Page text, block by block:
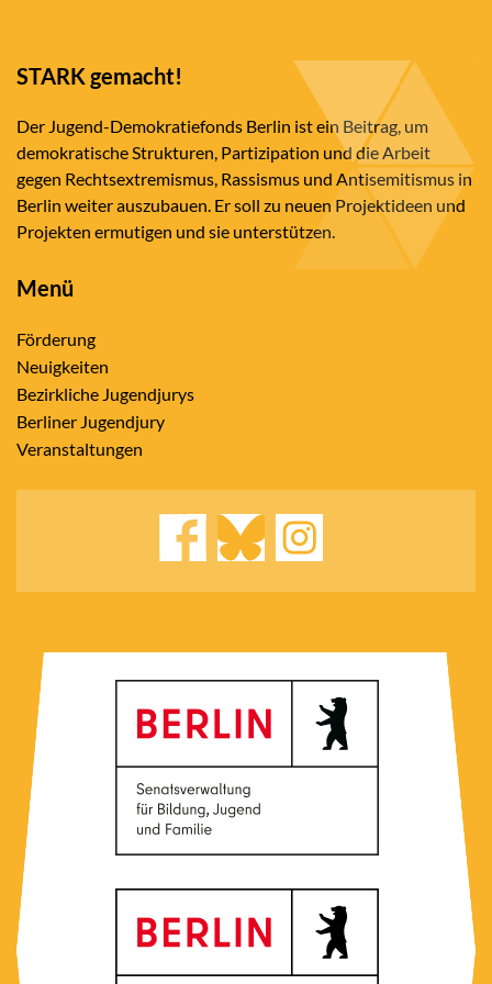
STARK gemacht!
Der Jugend-Demokratiefonds Berlin ist ein Beitrag, um
demokratische Strukturen, Partizipation und die Arbeit
gegen Rechtsextremismus, Rassismus und Antisemitismus in
Berlin weiter auszubauen. Er soll zu neuen Projektideen und
Projekten ermutigen und sie unterstützen.
Menü
Förderung
Neuigkeiten
Bezirkliche Jugendjurys
Berliner Jugendjury
Veranstaltungen